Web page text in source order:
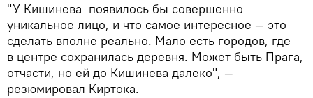
"У Кишинева появилось бы совершенно
уникальное лицо, и что самое интересное — это
сделать вполне реально. Мало есть городов, где
в центре сохранилась деревня. Может быть Прага,
отчасти, но ей до Кишинева далеко", —
резюмировал Киртока.